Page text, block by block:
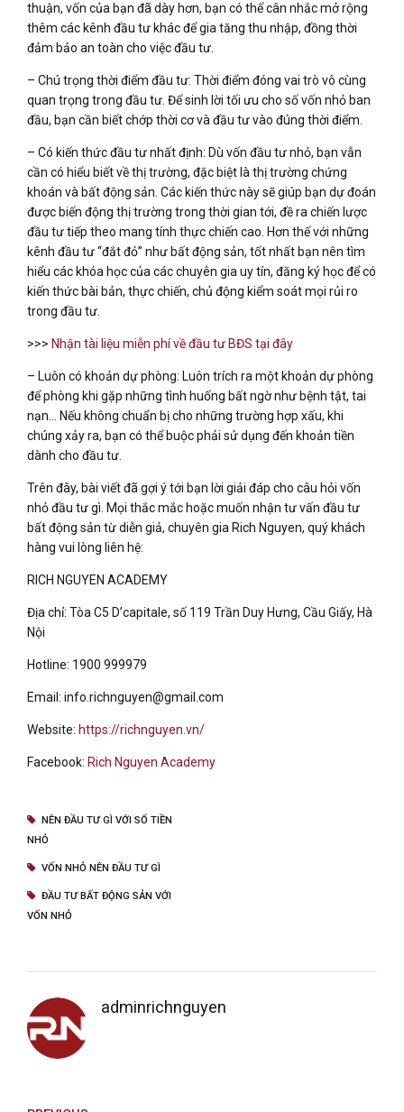
thuận, vốn của bạn đã dày hơn, bạn có thể cân nhắc mở rộng
thêm các kênh đầu tư khác để gia tăng thu nhập, đồng thời
đảm bảo an toàn cho việc đầu tư.
– Chú trọng thời điểm đầu tư: Thời điểm đóng vai trò vô cùng
quan trọng trong đầu tư. Để sinh lời tối ưu cho số vốn nhỏ ban
đầu, bạn cần biết chớp thời cơ và đầu tư vào đúng thời điểm.
– Có kiến thức đầu tư nhất định: Dù vốn đầu tư nhỏ, bạn vẫn
cần có hiểu biết về thị trường, đặc biệt là thị trường chứng
khoán và bất động sản. Các kiến thức này sẽ giúp bạn dự đoán
được biến động thị trường trong thời gian tới, đề ra chiến lược
đầu tư tiếp theo mang tính thực chiến cao. Hơn thế với những
kênh đầu tư “đắt đỏ” như bất động sản, tốt nhất bạn nên tìm
hiểu các khóa học của các chuyên gia uy tín, đăng ký học để có
kiến thức bài bản, thực chiến, chủ động kiểm soát mọi rủi ro
trong đầu tư.
>>> Nhận tài liệu miễn phí về đầu tư BĐS tại đây
– Luôn có khoản dự phòng: Luôn trích ra một khoản dự phòng
để phòng khi gặp những tình huống bất ngờ như bệnh tật, tai
nạn… Nếu không chuẩn bị cho những trường hợp xấu, khi
chúng xảy ra, bạn có thể buộc phải sử dụng đến khoản tiền
dành cho đầu tư.
Trên đây, bài viết đã gợi ý tới bạn lời giải đáp cho câu hỏi vốn
nhỏ đầu tư gì. Mọi thắc mắc hoặc muốn nhận tư vấn đầu tư
bất động sản từ diễn giả, chuyên gia Rich Nguyen, quý khách
hàng vui lòng liên hệ:
RICH NGUYEN ACADEMY
Địa chỉ: Tòa C5 D’capitale, số 119 Trần Duy Hưng, Cầu Giấy, Hà
Nội
Hotline: 1900 999979
Email: info.richnguyen@gmail.com
Website: https://richnguyen.vn/
Facebook: Rich Nguyen Academy
NÊN ĐẦU TƯ GÌ VỚI SỐ TIỀN
NHỎ
VỐN NHỎ NÊN ĐẦU TƯ GÌ
ĐẦU TƯ BẤT ĐỘNG SẢN VỚI
VỐN NHỎ
adminrichnguyen